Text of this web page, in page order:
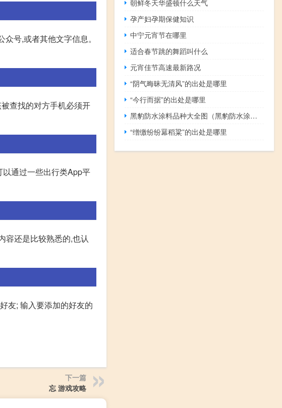
号,或者其他文字信息。
查找的对方手机必须开
通过一些出行类App平
容还是比较熟悉的,也认
友; 输入要添加的好友的
下一篇
忘 游戏攻略
朝鲜冬天华盛顿什么天气
孕产妇孕期保健知识
中宁元宵节在哪里
适合春节跳的舞蹈叫什么
元宵佳节高速最新路况
“阴气晦昧无清风”的出处是哪里
“今行而据”的出处是哪里
黑豹防水涂料品种大全图（黑豹防水涂料价格）
“缯缴纷纷羃稻粱”的出处是哪里